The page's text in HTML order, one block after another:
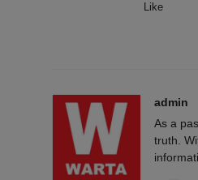
Like
admin
As a
truth.